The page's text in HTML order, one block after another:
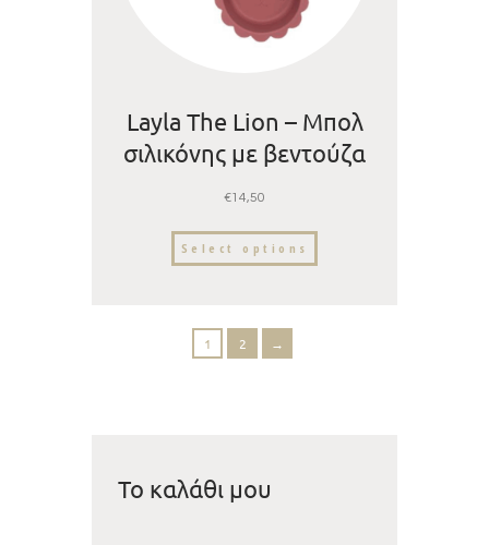
Layla The Lion – Μπολ
σιλικόνης με βεντούζα
€14,50
Select options
1 2 →
Το καλάθι μου